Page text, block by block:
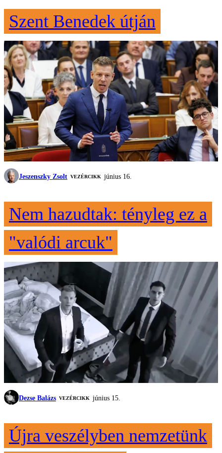
Szent Benedek útján
Jeszenszky Zsolt VEZÉRCIKK június 16.
Nem hazudtak: tényleg ez a
"valódi arcuk"
Dezse Balázs VEZÉRCIKK június 15.
Újra veszélyben nemzetünk